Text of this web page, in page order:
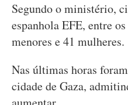
Segundo o ministério,
espanhola EFE, entre
menores e 41 mulheres.
Nas últimas horas
cidade de Gaza,